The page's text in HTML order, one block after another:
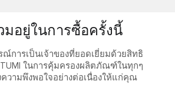
มอยู่ในการซื้อครั้งนี้
ณ์การเป็นเจ้าของที่ยอดเยี่ยมด้วยสิทธิ
ในการคุ้มครองผลิตภัณฑ์ในทุกๆ
ความพึงพอใจอย่างต่อเนื่องให้แก่คุณ